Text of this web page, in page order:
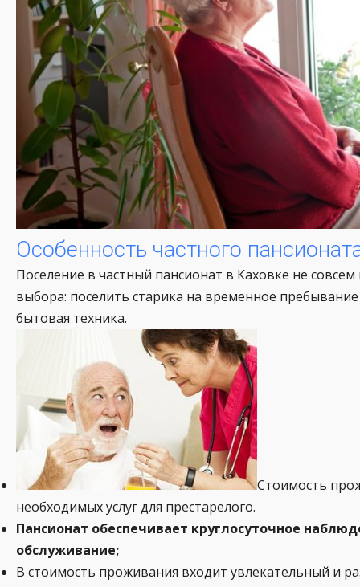
Особенность частного
Поселение в частный пансионат в Каховке не
выбора: поселить старика на временное
бытовая техника.
Стоимость
необходимых услуг для престарелого.
Пансионат обеспечивает круглосуточное
обслуживание;
В стоимость проживания входит увлекательный и